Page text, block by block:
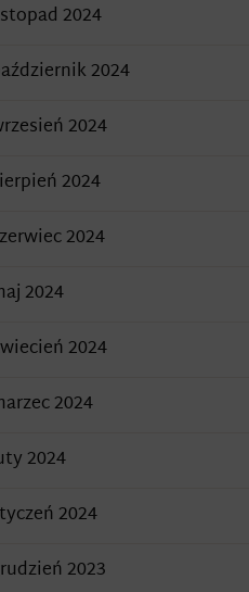
2024
2024
2024
2024
2024
2024
2024
2024
2024
2024
2023